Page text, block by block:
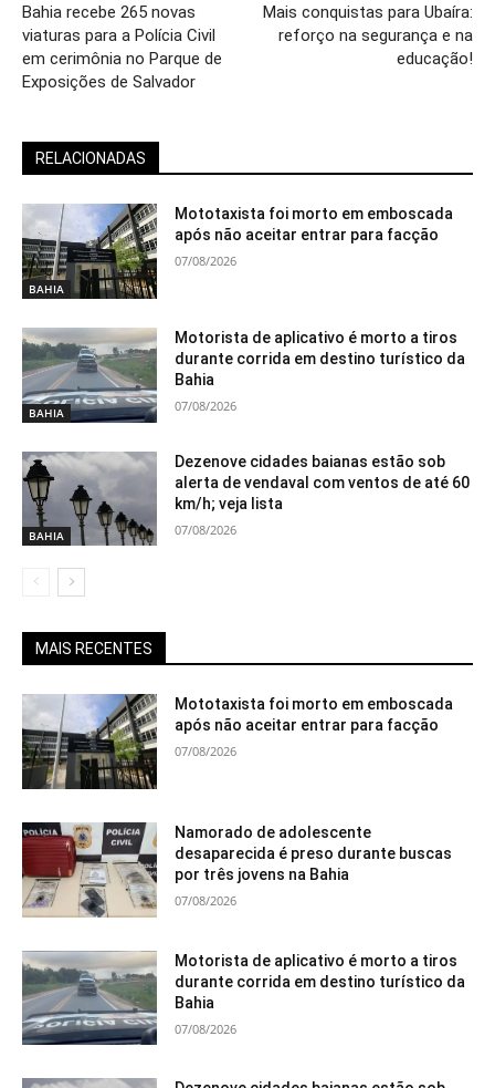
Bahia recebe 265 novas
viaturas para a Polícia Civil
em cerimônia no Parque de
Exposições de Salvador
Mais conquistas para Ubaíra:
reforço na segurança e na
educação!
RELACIONADAS
BAHIA
Mototaxista foi morto em emboscada
após não aceitar entrar para facção
07/08/2026
BAHIA
Motorista de aplicativo é morto a tiros
durante corrida em destino turístico da
Bahia
07/08/2026
BAHIA
Dezenove cidades baianas estão sob
alerta de vendaval com ventos de até 60
km/h; veja lista
07/08/2026
MAIS RECENTES
Mototaxista foi morto em emboscada
após não aceitar entrar para facção
07/08/2026
Namorado de adolescente
desaparecida é preso durante buscas
por três jovens na Bahia
07/08/2026
Motorista de aplicativo é morto a tiros
durante corrida em destino turístico da
Bahia
07/08/2026